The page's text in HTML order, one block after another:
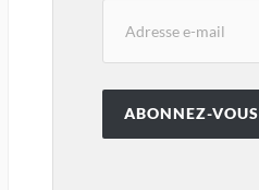
ABONNEZ-VOUS